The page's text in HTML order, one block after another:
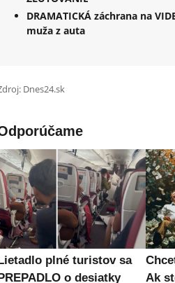
DRAMATICKÁ záchrana na
muža z auta
Dnes24.sk
plné turistov sa
o desiatky
Ak